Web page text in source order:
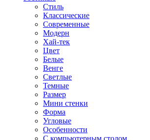
Стиль
Классические
Современные
Модерн
Хай-тек
Цвет
Белые
Венге
Светлые
Темные
Размер
Мини стенки
Форма
Угловые
Особенности
С компьютерным столом